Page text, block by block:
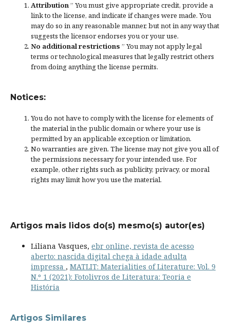
Attribution” You must give appropriate credit, provide a
link to the license, andindicate if changes were made. You
may do so in any reasonable manner, but not in any way that
suggests the licensor endorses you or your use.
No additional restrictions ” You may not apply legal
terms ortechnological measuresthat legally restrict others
from doing anything the license permits.
Notices:
You do not have to comply with the license for elements of
the material in the public domain or where your use is
permitted by an applicable exception or limitation.
No warranties are given. The license may not give you all of
the permissions necessary for your intended use. For
example, other rights such as publicity, privacy, or moral
rights may limit how you use the material.
Artigos mais lidos do(s) mesmo(s) autor(es)
Liliana Vasques, ebr online, revista de acesso
aberto: nascida digital chega à idade adulta
impressa , MATLIT: Materialities of Literature: Vol. 9
N.º 1 (2021): Fotolivros de Literatura: Teoria e
História
Artigos Similares